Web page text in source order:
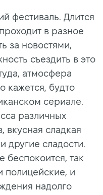
фестиваль. Длится
в разное
за новостями,
съездить в это
атмосфера
кажется, будто
сериале.
различных
вкусная сладкая
другие сладости.
беспокоится, так
полицейские, и
надолго